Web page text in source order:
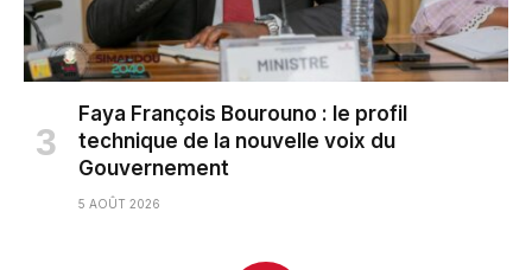
Faya François Bourouno : le profil
technique de la nouvelle voix du
Gouvernement
5 AOÛT 2026